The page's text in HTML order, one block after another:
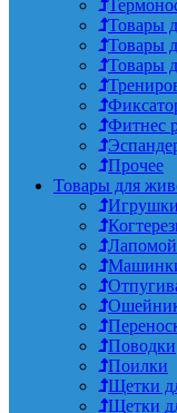
Товары
Товары
Товары
Фитнес
Прочее
Товары для
Поводки
Поилки
Щетки
Щетки